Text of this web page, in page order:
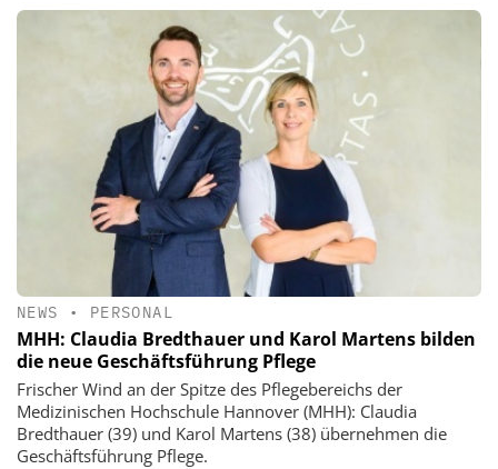
NEWS • PERSONAL
MHH: Claudia Bredthauer und Karol Martens bilden
die neue Geschäftsführung Pflege
Frischer Wind an der Spitze des Pflegebereichs der
Medizinischen Hochschule Hannover (MHH): Claudia
Bredthauer (39) und Karol Martens (38) übernehmen die
Geschäftsführung Pflege.